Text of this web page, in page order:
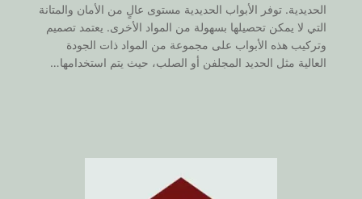
الحديدية. توفر الأبواب الحديدية مستوى عالٍ من الأمان والمتانة
التي لا يمكن تحصيلها بسهولة من المواد الأخرى. يعتمد تصميم
وتركيب هذه الأبواب على مجموعة من المواد ذات الجودة
العالية مثل الحديد المجلفن أو الصلب، حيث يتم استخدامها…